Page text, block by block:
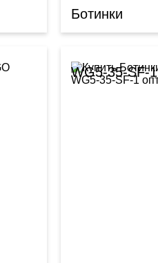
Ботинки
WG5-35-SF-1